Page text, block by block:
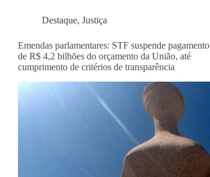
Destaque, Justiça
Emendas parlamentares: STF suspende pagamento
de R$ 4,2 bilhões do orçamento da União, até
cumprimento de critérios de transparência